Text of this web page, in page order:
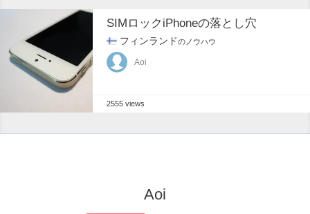
SIMロックiPhoneの落とし穴
フィンランドのノウハウ
Aoi
2555 views
Aoi